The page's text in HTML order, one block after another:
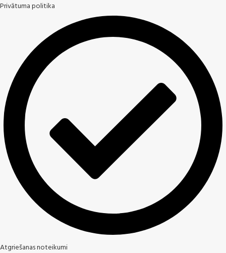
Privātuma politika
Atgriešanas noteikumi